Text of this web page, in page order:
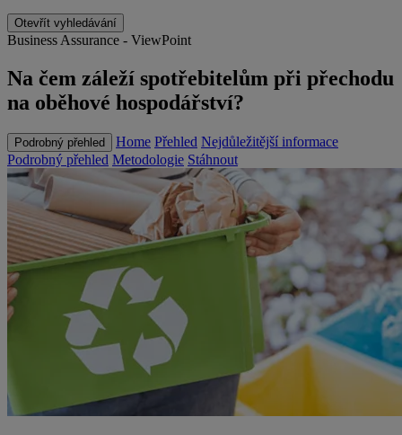
Otevřít vyhledávání
Business Assurance - ViewPoint
Na čem záleží spotřebitelům při přechodu
na oběhové hospodářství?
Podrobný přehled Home Přehled Nejdůležitější informace
Podrobný přehled Metodologie Stáhnout